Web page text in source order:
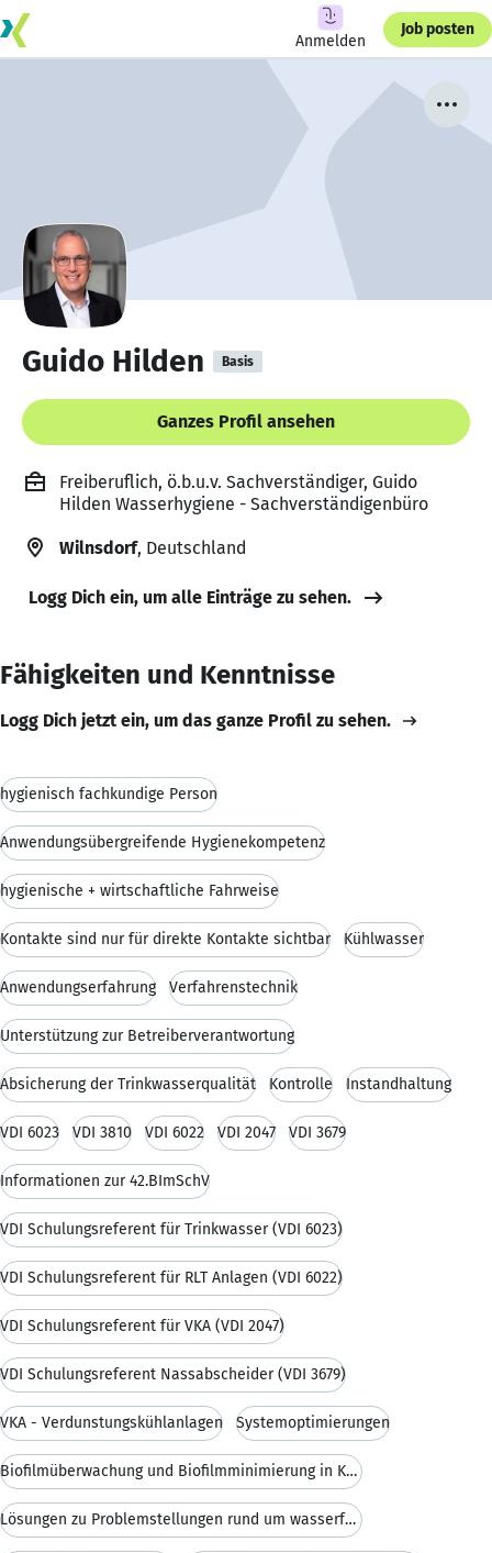
Anmelden
Job posten
Guido Hilden Basis
Ganzes Profil ansehen
Freiberuflich, ö.b.u.v. Sachverständiger, Guido
Hilden Wasserhygiene - Sachverständigenbüro
Wilnsdorf, Deutschland
Logg Dich ein, um alle Einträge zu sehen.
Fähigkeiten und Kenntnisse
Logg Dich jetzt ein, um das ganze Profil zu sehen.
hygienisch fachkundige Person
Anwendungsübergreifende Hygienekompetenz
hygienische + wirtschaftliche Fahrweise
Kontakte sind nur für direkte Kontakte sichtbar Kühlwasser
Anwendungserfahrung Verfahrenstechnik
Unterstützung zur Betreiberverantwortung
Absicherung der Trinkwasserqualität Kontrolle Instandhaltung
VDI 6023 VDI 3810 VDI 6022 VDI 2047 VDI 3679
Informationen zur 42.BImSchV
VDI Schulungsreferent für Trinkwasser (VDI 6023)
VDI Schulungsreferent für RLT Anlagen (VDI 6022)
VDI Schulungsreferent für VKA (VDI 2047)
VDI Schulungsreferent Nassabscheider (VDI 3679)
VKA - Verdunstungskühlanlagen Systemoptimierungen
Biofilmüberwachung und Biofilmminimierung in Kühlt
Lösungen zu Problemstellungen rund um wasserführen